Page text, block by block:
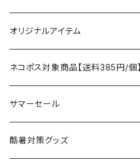
AS2OV
AXESQUIN
Ballistics
BEDROCK SANDALS
ストレージ
パッキングアクセサリー
スリーピングギア
クッキングギア
タープ
寝袋
マット
テーブル、チェア
テーブル
チェア
ランタン、ライト
燃料ランタン
LEDライト
焚火台／薪ストーブ
焚火台
暖房器具
ボトムス
アンダーウェア
ハンドウェア
ヘッドギア
遊び
フィッシング
ラジコン
ケア用品
雑貨
アウトレット
オリジナルアイテム
ネコポス対象商品【送料385円/個】
サマーセール
酷暑対策グッズ